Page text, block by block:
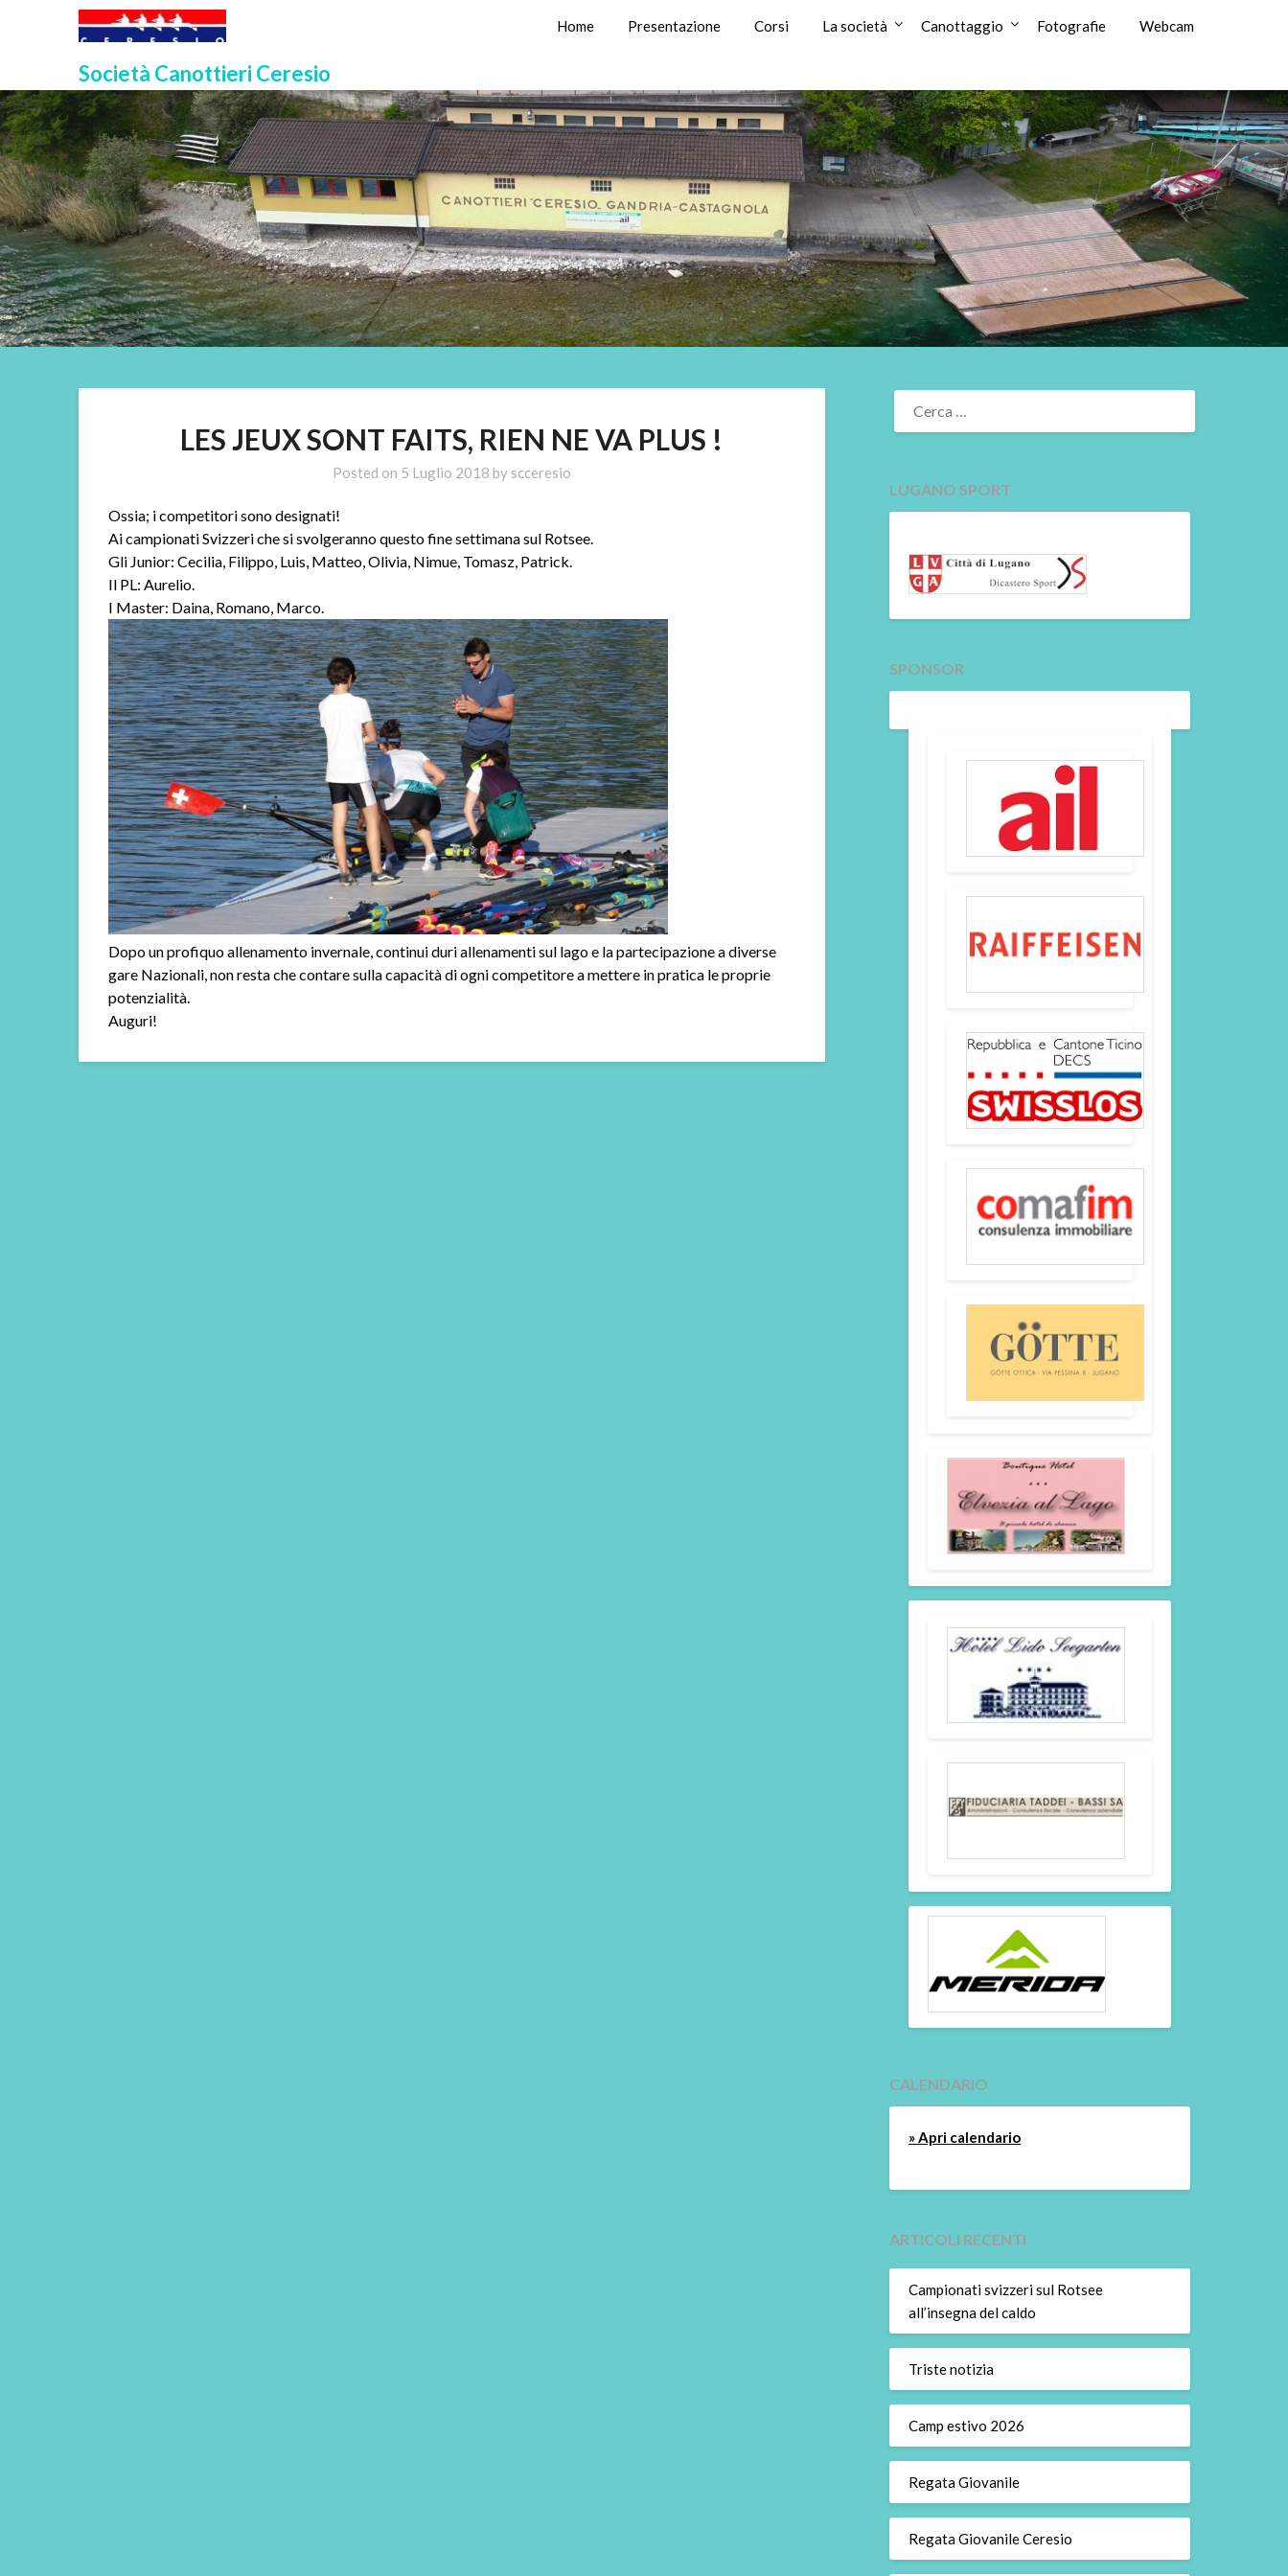
Società Canottieri Ceresio
Home Presentazione Corsi La società Canottaggio Fotografie Webcam
LES JEUX SONT FAITS, RIEN NE VA PLUS !
Posted on 5 Luglio 2018 by scceresio
Ossia; i competitori sono designati!
Ai campionati Svizzeri che si svolgeranno questo fine settimana sul Rotsee.
Gli Junior: Cecilia, Filippo, Luis, Matteo, Olivia, Nimue, Tomasz, Patrick.
Il PL: Aurelio.
I Master: Daina, Romano, Marco.
Dopo un profiquo allenamento invernale, continui duri allenamenti sul lago e la partecipazione a diverse
gare Nazionali, non resta che contare sulla capacità di ogni competitore a mettere in pratica le proprie
potenzialità.
Auguri!
RICERCA
PER:
LUGANO SPORT
SPONSOR
CALENDARIO
» Apri calendario
ARTICOLI RECENTI
Campionati svizzeri sul Rotsee
all’insegna del caldo
Triste notizia
Camp estivo 2026
Regata Giovanile
Regata Giovanile Ceresio